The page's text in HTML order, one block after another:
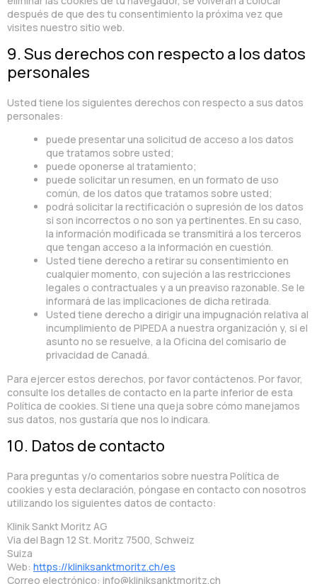
después de que des tu consentimiento la próxima vez que
visites nuestro sitio web.
9. Sus derechos con respecto a los datos
personales
Usted tiene los siguientes derechos con respecto a sus datos
personales:
puede presentar una solicitud de acceso a los datos
que tratamos sobre usted;
puede oponerse al tratamiento;
puede solicitar un resumen, en un formato de uso
común, de los datos que tratamos sobre usted;
podrá solicitar la rectificación o supresión de los datos
si son incorrectos o no son ya pertinentes. En su caso,
la información modificada se transmitirá a los terceros
que tengan acceso a la información en cuestión.
Usted tiene derecho a retirar su consentimiento en
cualquier momento, con sujeción a las restricciones
legales o contractuales y a un preaviso razonable. Se le
informará de las implicaciones de dicha retirada.
Usted tiene derecho a dirigir una impugnación relativa al
incumplimiento de PIPEDA a nuestra organización y, si el
asunto no se resuelve, a la Oficina del comisario de
privacidad de Canadá.
Para ejercer estos derechos, por favor contáctenos. Por favor,
consulte los detalles de contacto en la parte inferior de esta
Política de cookies. Si tiene una queja sobre cómo manejamos
sus datos, nos gustaría que nos lo indicara.
10. Datos de contacto
Para preguntas y/o comentarios sobre nuestra Política de
cookies y esta declaración, póngase en contacto con nosotros
utilizando los siguientes datos de contacto:
Klinik Sankt Moritz AG
Via del Bagn 12 St. Moritz 7500, Schweiz
Suiza
Web: https://kliniksanktmoritz.ch/es
Correo electrónico: info@kliniksanktmoritz.ch